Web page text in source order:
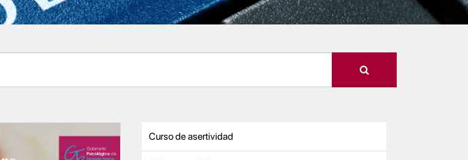
Curso de asertividad